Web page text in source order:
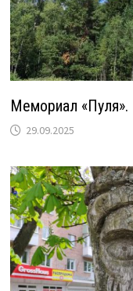
Мемориал
29.09.2025